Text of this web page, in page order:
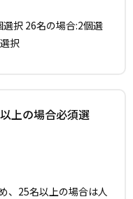
択 26名の場合:2個選
択
上の場合必須選
、25名以上の場合は人